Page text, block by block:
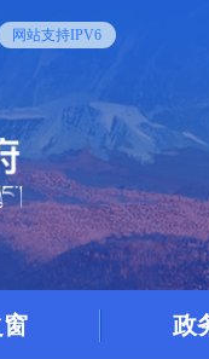
网站支持IPV6
政